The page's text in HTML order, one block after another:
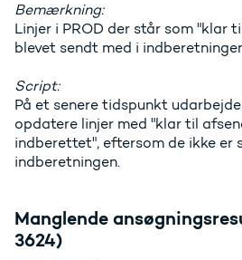
Bemærkning:
Linjer i PROD der står som "klar
blevet sendt med i
Script:
På et senere tidspunkt
opdatere linjer med "klar til
indberettet", eftersom de ikke er
indberetningen.
Manglende
3624)